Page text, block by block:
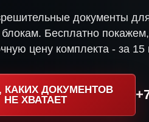
документы
Бесплатно покажем,
цену комплекта - за 15
КАКИХ ДОКУМЕНТОВ
НЕ ХВАТАЕТ